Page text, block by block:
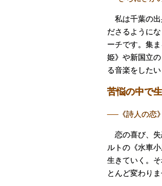
私は千葉の出
ださるように
ーチです。集
姫》や新国立
る音楽をした
苦悩の中で
──《詩人の恋
恋の喜び、失
ルトの《水車
生きていく。
とんど変わりま